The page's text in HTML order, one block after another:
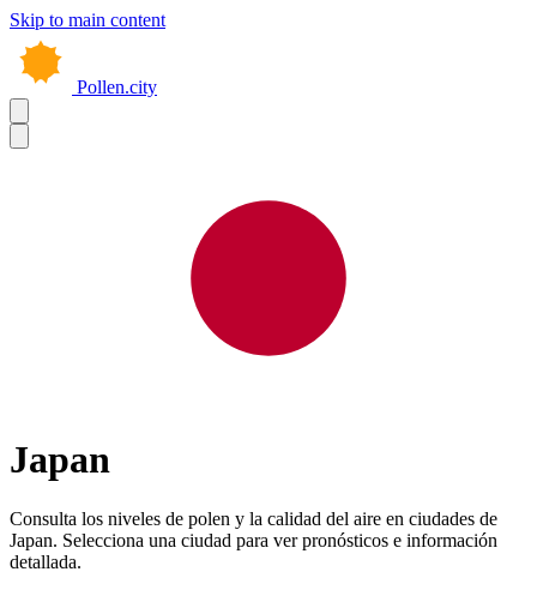
Skip to main content
Pollen.city
Japan
Consulta los niveles de polen y la calidad del aire en ciudades de
Japan. Selecciona una ciudad para ver pronósticos e información
detallada.